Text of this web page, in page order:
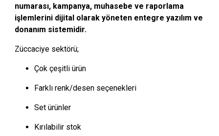
numarası, kampanya, muhasebe ve raporlama
işlemlerini dijital olarak yöneten entegre yazılım ve
donanım sistemidir.
Züccaciye sektörü;
Çok çeşitli ürün
Farklı renk/desen seçenekleri
Set ürünler
Kırılabilir stok